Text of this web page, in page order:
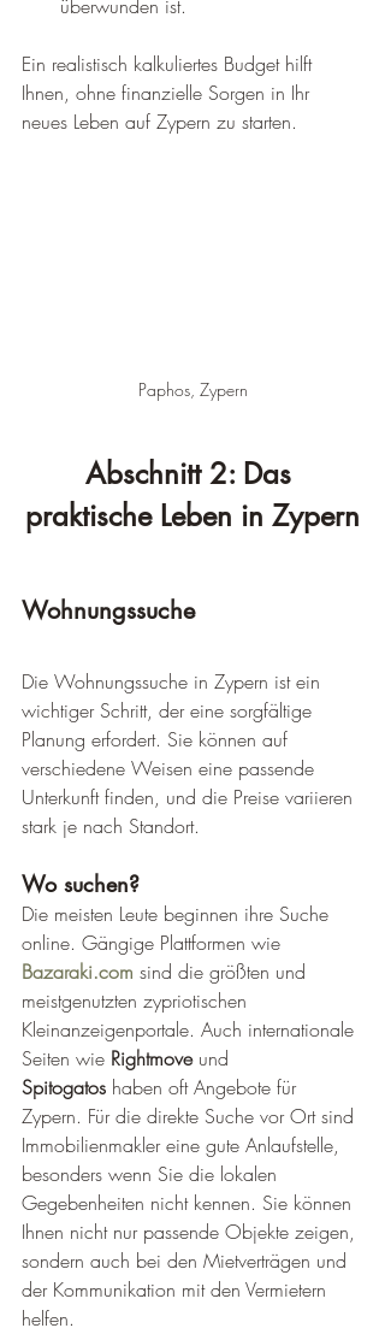
überwunden ist.
Ein realistisch kalkuliertes Budget hilft
Ihnen, ohne finanzielle Sorgen in Ihr
neues Leben auf Zypern zu starten.
Paphos, Zypern
Abschnitt 2: Das
praktische Leben in Zypern
Wohnungssuche
Die Wohnungssuche in Zypern ist ein
wichtiger Schritt, der eine sorgfältige
Planung erfordert. Sie können auf
verschiedene Weisen eine passende
Unterkunft finden, und die Preise variieren
stark je nach Standort.
Wo suchen?
Die meisten Leute beginnen ihre Suche
online. Gängige Plattformen wie
Bazaraki.com sind die größten und
meistgenutzten zypriotischen
Kleinanzeigenportale. Auch internationale
Seiten wie Rightmove und
Spitogatos haben oft Angebote für
Zypern. Für die direkte Suche vor Ort sind
Immobilienmakler eine gute Anlaufstelle,
besonders wenn Sie die lokalen
Gegebenheiten nicht kennen. Sie können
Ihnen nicht nur passende Objekte zeigen,
sondern auch bei den Mietverträgen und
der Kommunikation mit den Vermietern
helfen.